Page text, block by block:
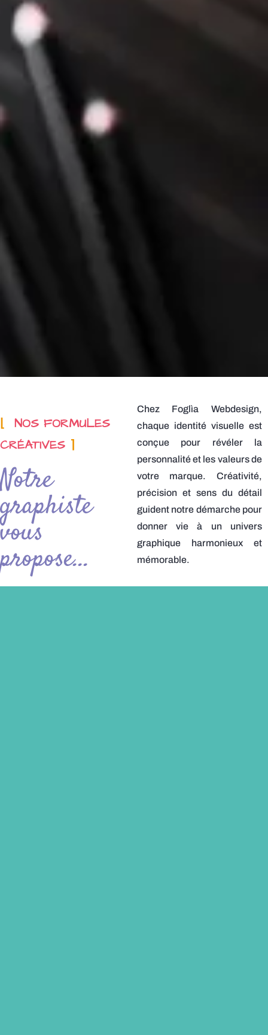
⌊
NOS FORMULES
CRÉATIVES ⌉
Notre
graphiste
vous
propose...
Chez Foglìa Webdesign,
chaque identité visuelle est
conçue pour révéler la
personnalité et les valeurs de
votre marque. Créativité,
précision et sens du détail
guident notre démarche pour
donner vie à un univers
graphique harmonieux et
mémorable.